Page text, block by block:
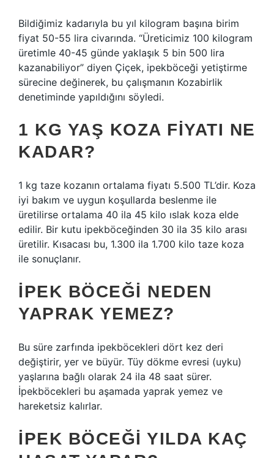
Bildiğimiz kadarıyla bu yıl kilogram başına birim
fiyat 50-55 lira civarında. “Üreticimiz 100 kilogram
üretimle 40-45 günde yaklaşık 5 bin 500 lira
kazanabiliyor” diyen Çiçek, ipekböceği yetiştirme
sürecine değinerek, bu çalışmanın Kozabirlik
denetiminde yapıldığını söyledi.
1 KG YAŞ KOZA FIYATI NE
KADAR?
1 kg taze kozanın ortalama fiyatı 5.500 TL’dir. Koza
iyi bakım ve uygun koşullarda beslenme ile
üretilirse ortalama 40 ila 45 kilo ıslak koza elde
edilir. Bir kutu ipekböceğinden 30 ila 35 kilo arası
üretilir. Kısacası bu, 1.300 ila 1.700 kilo taze koza
ile sonuçlanır.
İPEK BÖCEĞI NEDEN
YAPRAK YEMEZ?
Bu süre zarfında ipekböcekleri dört kez deri
değiştirir, yer ve büyür. Tüy dökme evresi (uyku)
yaşlarına bağlı olarak 24 ila 48 saat sürer.
İpekböcekleri bu aşamada yaprak yemez ve
hareketsiz kalırlar.
İPEK BÖCEĞI YILDA KAÇ